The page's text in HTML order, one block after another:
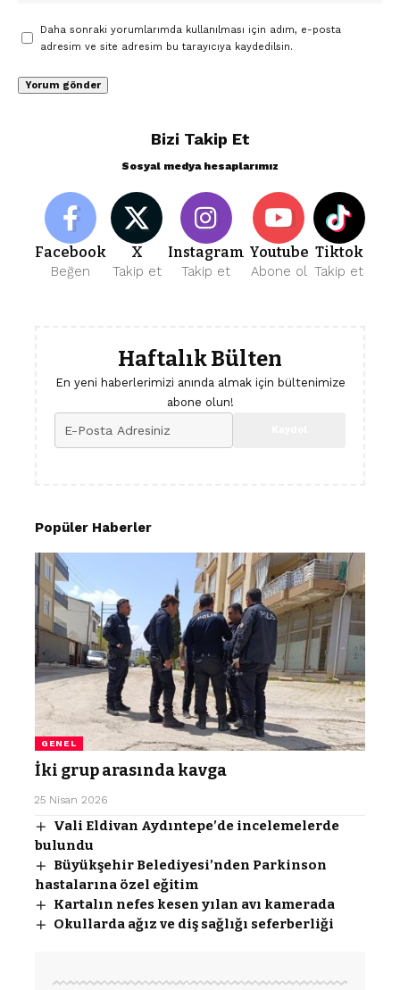
Daha sonraki yorumlarımda kullanılması için adım, e-posta
adresim ve site adresim bu tarayıcıya kaydedilsin.
Bizi Takip Et
Sosyal medya hesaplarımız
Facebook
Beğen
X
Takip et
Instagram
Takip et
Youtube
Abone ol
Tiktok
Takip et
Haftalık Bülten
En yeni haberlerimizi anında almak için bültenimize
abone olun!
Popüler Haberler
GENEL
İki grup arasında kavga
25 Nisan 2026
Vali Eldivan Aydıntepe’de incelemelerde
bulundu
Büyükşehir Belediyesi’nden Parkinson
hastalarına özel eğitim
Kartalın nefes kesen yılan avı kamerada
Okullarda ağız ve diş sağlığı seferberliği